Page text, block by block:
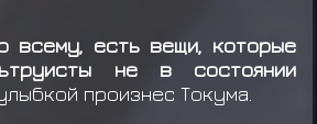
всему, есть вещи, которые
не в состоянии
произнес Токума.